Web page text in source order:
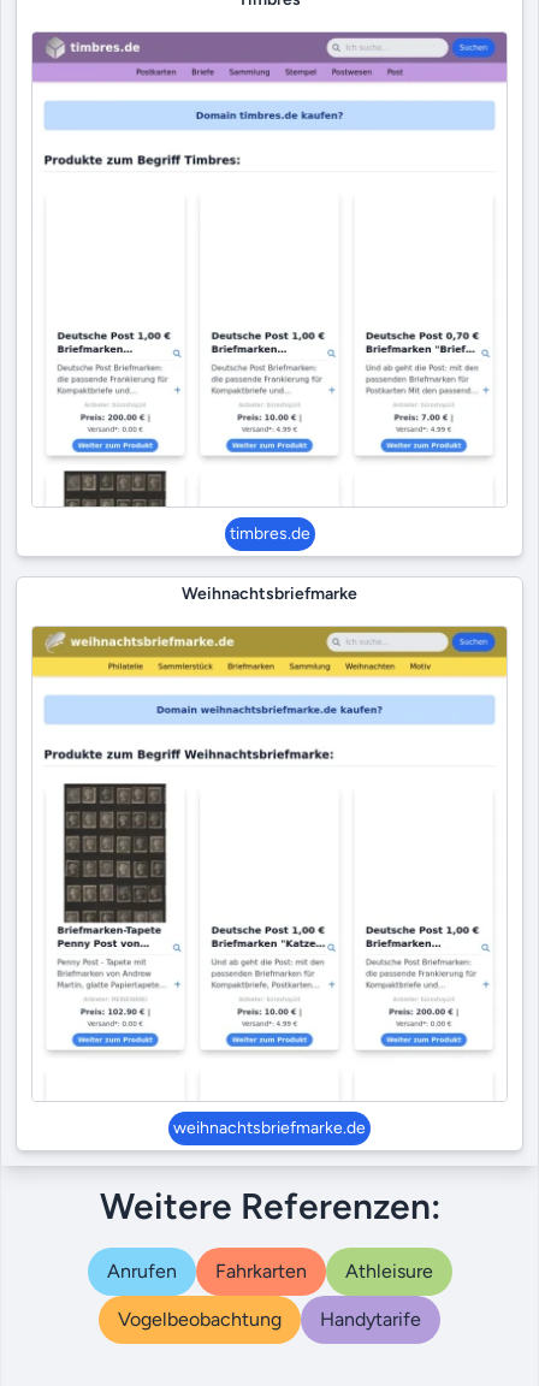
timbres.de
Weihnachtsbriefmarke
weihnachtsbriefmarke.de
Weitere Referenzen:
Anrufen Fahrkarten Athleisure
Vogelbeobachtung Handytarife